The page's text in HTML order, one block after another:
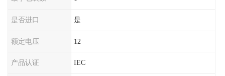
是否进口 是
额定电压 12
产品认证 IEC